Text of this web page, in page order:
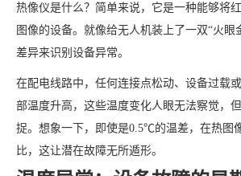
热像仪是什么？简单来说，它是一种能够将
图像的设备。就像给无人机装上了一双“火眼
差异来识别设备异常。
在配电线路中，任何连接点松动、设备过载
部温度升高，这些温度变化人眼无法察觉，
捉。想象一下，即使是0.5℃的温差，在热图
比，这让潜在故障无所遁形。